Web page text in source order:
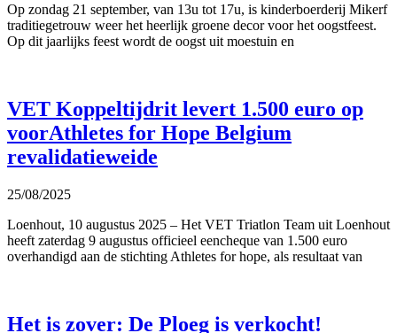
Op zondag 21 september, van 13u tot 17u, is kinderboerderij Mikerf
traditiegetrouw weer het heerlijk groene decor voor het oogstfeest.
Op dit jaarlijks feest wordt de oogst uit moestuin en
VET Koppeltijdrit levert 1.500 euro op
voorAthletes for Hope Belgium
revalidatieweide
25/08/2025
Loenhout, 10 augustus 2025 – Het VET Triatlon Team uit Loenhout
heeft zaterdag 9 augustus officieel eencheque van 1.500 euro
overhandigd aan de stichting Athletes for hope, als resultaat van
Het is zover: De Ploeg is verkocht!